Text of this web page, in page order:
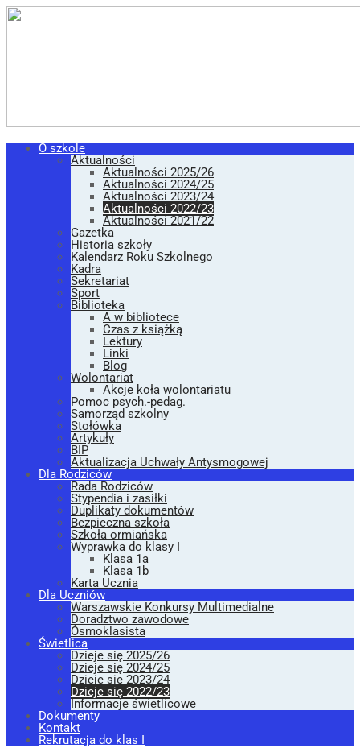
O szkole
Aktualności
Aktualności 2025/26
Aktualności 2024/25
Aktualności 2023/24
Aktualności 2022/23
Aktualności 2021/22
Gazetka
Historia szkoły
Kalendarz Roku Szkolnego
Kadra
Sekretariat
Sport
Biblioteka
A w bibliotece
Czas z książką
Lektury
Linki
Blog
Wolontariat
Akcje koła wolontariatu
Pomoc psych.-pedag.
Samorząd szkolny
Stołówka
Artykuły
BIP
Aktualizacja Uchwały Antysmogowej
Dla Rodziców
Rada Rodziców
Stypendia i zasiłki
Duplikaty dokumentów
Bezpieczna szkoła
Szkoła ormiańska
Wyprawka do klasy I
Klasa 1a
Klasa 1b
Karta Ucznia
Dla Uczniów
Warszawskie Konkursy Multimedialne
Doradztwo zawodowe
Ósmoklasista
Świetlica
Dzieje się 2025/26
Dzieje się 2024/25
Dzieje się 2023/24
Dzieje się 2022/23
Informacje świetlicowe
Dokumenty
Kontakt
Rekrutacja do klas I